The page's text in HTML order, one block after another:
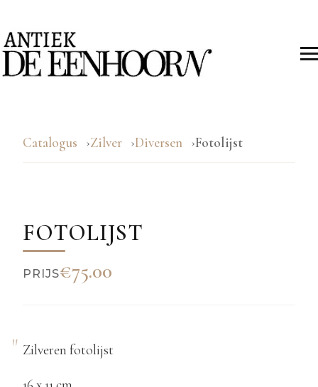
Catalogus Zilver Diversen Fotolijst
FOTOLIJST
PRIJS€75.00
Zilveren fotolijst